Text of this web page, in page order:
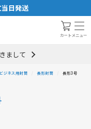
日発送
カート メニュー
まして
ビジネス用封筒 長形封筒 長形3号